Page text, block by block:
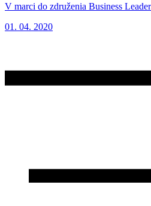
V marci do združenia Business
01. 04. 2020